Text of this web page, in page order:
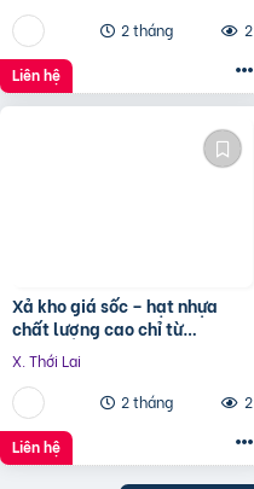
2 tháng
2
Liên hệ
Xả kho giá sốc – hạt nhựa
chất lượng cao chỉ từ
1x.xxx/kg
X. Thới Lai
2 tháng
2
Liên hệ